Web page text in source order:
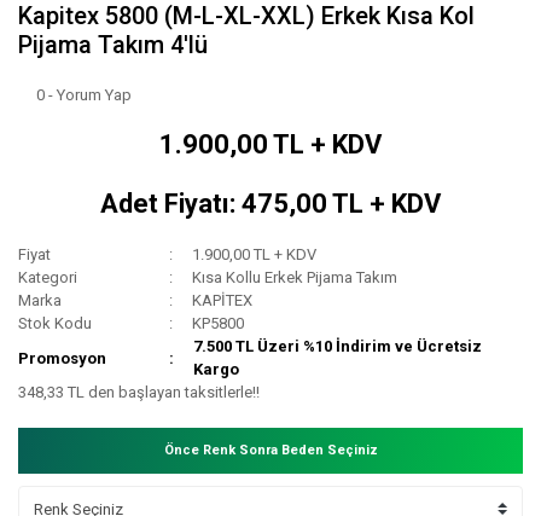
Kapitex 5800 (M-L-XL-XXL) Erkek Kısa Kol
Pijama Takım 4'lü
0 - Yorum Yap
1.900,00 TL + KDV
Adet Fiyatı: 475,00 TL + KDV
Fiyat
1.900,00 TL + KDV
Kategori
Kısa Kollu Erkek Pijama Takım
Marka
KAPİTEX
Stok Kodu
KP5800
Promosyon
7.500 TL Üzeri %10 İndirim ve Ücretsiz
Kargo
348,33 TL den başlayan taksitlerle!!
Önce Renk Sonra Beden Seçiniz